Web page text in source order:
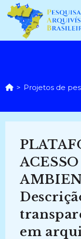
para
conteúdo
> Projetos de
em